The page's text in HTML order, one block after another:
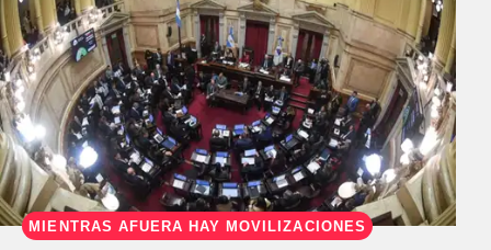
MIENTRAS AFUERA HAY MOVILIZACIONES